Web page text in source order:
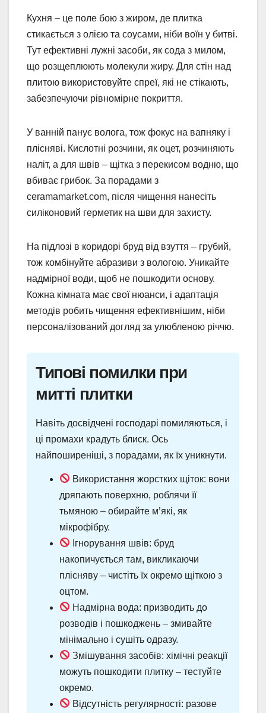
Кухня – це поле бою з жиром, де плитка
стикається з олією та соусами, ніби воїн у битві.
Тут ефективні лужні засоби, як сода з милом,
що розщеплюють молекули жиру. Для стін над
плитою використовуйте спреї, які не стікають,
забезпечуючи рівномірне покриття.
У ванній панує волога, тож фокус на вапняку і
плісняві. Кислотні розчини, як оцет, розчиняють
наліт, а для швів – щітка з перекисом водню, що
вбиває грибок. За порадами з
ceramamarket.com, після чищення нанесіть
силіконовий герметик на шви для захисту.
На підлозі в коридорі бруд від взуття – грубий,
тож комбінуйте абразиви з вологою. Уникайте
надмірної води, щоб не пошкодити основу.
Кожна кімната має свої нюанси, і адаптація
методів робить чищення ефективнішим, ніби
персоналізований догляд за улюбленою річчю.
Типові помилки при
митті плитки
Навіть досвідчені господарі помиляються, і
ці промахи крадуть блиск. Ось
найпоширеніші, з порадами, як їх уникнути.
Використання жорстких щіток: вони
дряпають поверхню, роблячи її
тьмяною – обирайте м’які, як
мікрофібру.
Ігнорування швів: бруд
накопичується там, викликаючи
плісняву – чистіть їх окремо щіткою з
оцтом.
Надмірна вода: призводить до
розводів і пошкоджень – змивайте
мінімально і сушіть одразу.
Змішування засобів: хімічні реакції
можуть пошкодити плитку – тестуйте
окремо.
Відсутність регулярності: разове